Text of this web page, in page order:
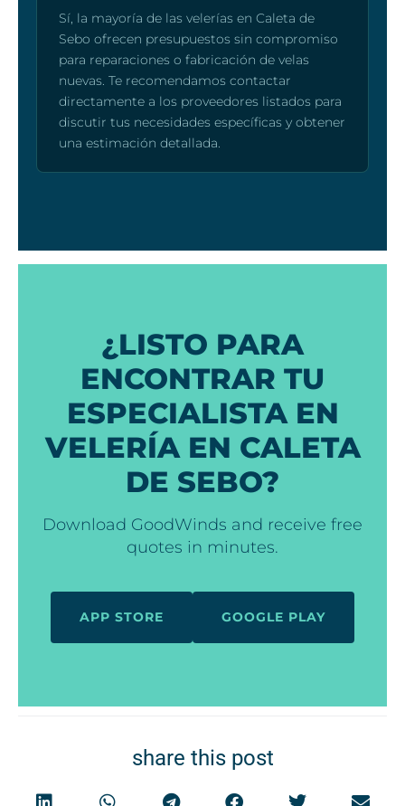
Sí, la mayoría de las velerías en Caleta de
Sebo ofrecen presupuestos sin compromiso
para reparaciones o fabricación de velas
nuevas. Te recomendamos contactar
directamente a los proveedores listados para
discutir tus necesidades específicas y obtener
una estimación detallada.
¿LISTO PARA
ENCONTRAR TU
ESPECIALISTA EN
VELERÍA EN CALETA
DE SEBO?
Download GoodWinds and receive free
quotes in minutes.
APP STORE GOOGLE PLAY
share this post